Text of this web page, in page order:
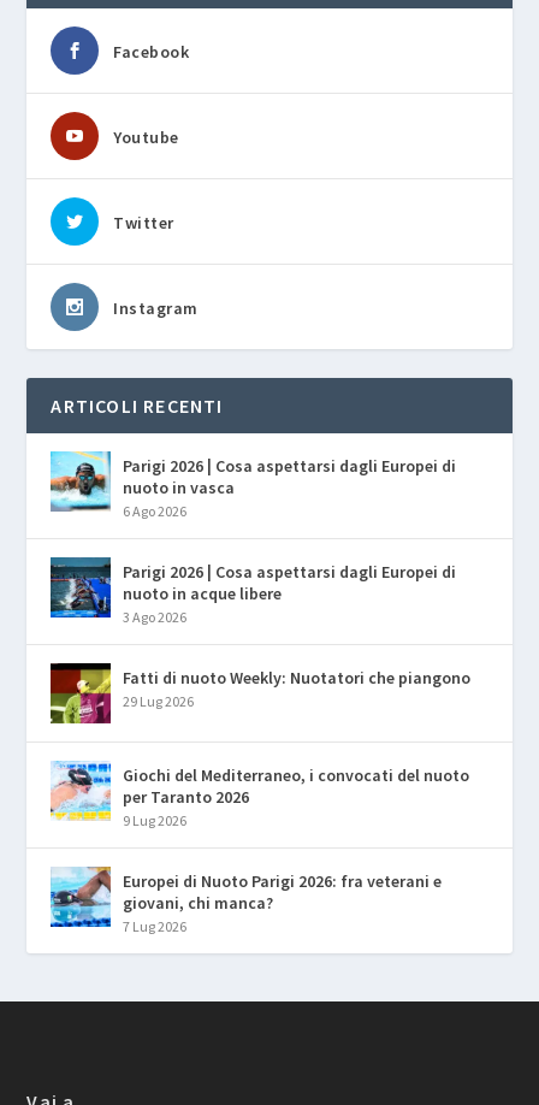
Facebook
Youtube
Twitter
Instagram
ARTICOLI RECENTI
Parigi 2026 | Cosa aspettarsi dagli Europei di
nuoto in vasca
6 Ago 2026
Parigi 2026 | Cosa aspettarsi dagli Europei di
nuoto in acque libere
3 Ago 2026
Fatti di nuoto Weekly: Nuotatori che piangono
29 Lug 2026
Giochi del Mediterraneo, i convocati del nuoto
per Taranto 2026
9 Lug 2026
Europei di Nuoto Parigi 2026: fra veterani e
giovani, chi manca?
7 Lug 2026